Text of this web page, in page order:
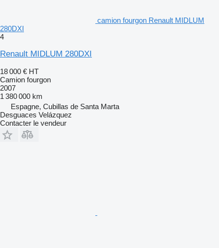
camion fourgon Renault MIDLUM
280DXI
4
Renault MIDLUM 280DXI
18 000 € HT
Camion fourgon
2007
1 380 000 km
Espagne, Cubillas de Santa Marta
Desguaces Velázquez
Contacter le vendeur